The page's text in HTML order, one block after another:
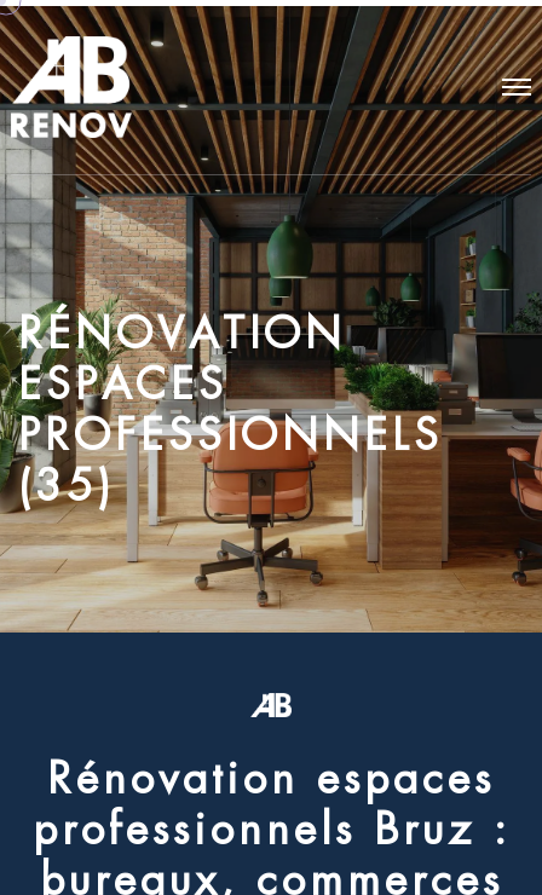
RÉNOVATION
ESPACES
PROFESSIONNELS
(35)
Rénovation espaces
professionne s Bruz :
bureaux, commerces